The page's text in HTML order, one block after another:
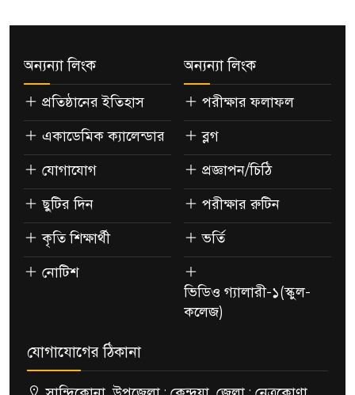
অন্যন্যা লিংক
প্রতিষ্ঠানের ইতিহাস
একাডেমিক ক্যালেন্ডার
যোগাযোগ
ছুটির দিন
কৃতি শিক্ষার্থী
নোটিশ
অন্যন্যা লিংক
পরীক্ষার ফলাফল
ব্লগ
প্রজ্ঞাপন/চিঠি
পরীক্ষার রুটিন
ভর্তি
ভিডিও গ্যালারী-১(স্কুল-
কলেজ)
যোগাযোগের ঠিকানা